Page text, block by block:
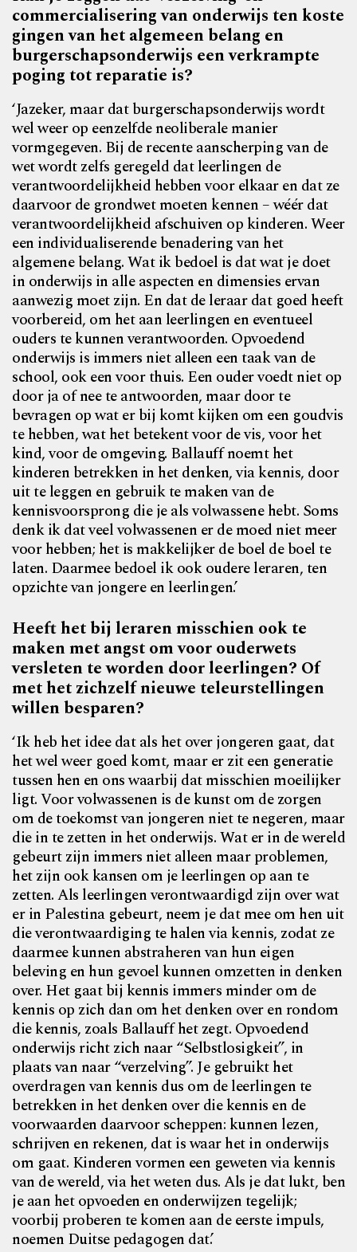
commercialisering van onderwijs ten koste
gingen van het algemeen belang en
burgerschapsonderwijs een verkrampte
poging tot reparatie is?
‘Jazeker, maar dat burgerschapsonderwijs wordt
wel weer op eenzelfde neoliberale manier
vormgegeven. Bij de recente aanscherping van de
wet wordt zelfs geregeld dat leerlingen de
verantwoordelijkheid hebben voor elkaar en dat ze
daarvoor de grondwet moeten kennen – wéér dat
verantwoordelijkheid afschuiven op kinderen. Weer
een individualiserende benadering van het
algemene belang. Wat ik bedoel is dat wat je doet
in onderwijs in alle aspecten en dimensies ervan
aanwezig moet zijn. En dat de leraar dat goed heeft
voorbereid, om het aan leerlingen en eventueel
ouders te kunnen verantwoorden. Opvoedend
onderwijs is immers niet alleen een taak van de
school, ook een voor thuis. Een ouder voedt niet op
door ja of nee te antwoorden, maar door te
bevragen op wat er bij komt kijken om een goudvis
te hebben, wat het betekent voor de vis, voor het
kind, voor de omgeving. Ballauff noemt het
kinderen betrekken in het denken, via kennis, door
uit te leggen en gebruik te maken van de
kennisvoorsprong die je als volwassene hebt. Soms
denk ik dat veel volwassenen er de moed niet meer
voor hebben; het is makkelijker de boel de boel te
laten. Daarmee bedoel ik ook oudere leraren, ten
opzichte van jongere en leerlingen.’
Heeft het bij leraren misschien ook te
maken met angst om voor ouderwets
versleten te worden door leerlingen? Of
met het zichzelf nieuwe teleurstellingen
willen besparen?
‘Ik heb het idee dat als het over jongeren gaat, dat
het wel weer goed komt, maar er zit een generatie
tussen hen en ons waarbij dat misschien moeilijker
ligt. Voor volwassenen is de kunst om de zorgen
om de toekomst van jongeren niet te negeren, maar
die in te zetten in het onderwijs. Wat er in de wereld
gebeurt zijn immers niet alleen maar problemen,
het zijn ook kansen om je leerlingen op aan te
zetten. Als leerlingen verontwaardigd zijn over wat
er in Palestina gebeurt, neem je dat mee om hen uit
die verontwaardiging te halen via kennis, zodat ze
daarmee kunnen abstraheren van hun eigen
beleving en hun gevoel kunnen omzetten in denken
over. Het gaat bij kennis immers minder om de
kennis op zich dan om het denken over en rondom
die kennis, zoals Ballauff het zegt. Opvoedend
onderwijs richt zich naar “Selbstlosigkeit”, in
plaats van naar “verzelving”. Je gebruikt het
overdragen van kennis dus om de leerlingen te
betrekken in het denken over die kennis en de
voorwaarden daarvoor scheppen: kunnen lezen,
schrijven en rekenen, dat is waar het in onderwijs
om gaat. Kinderen vormen een geweten via kennis
van de wereld, via het weten dus. Als je dat lukt, ben
je aan het opvoeden en onderwijzen tegelijk;
voorbij proberen te komen aan de eerste impuls,
noemen Duitse pedagogen dat.’